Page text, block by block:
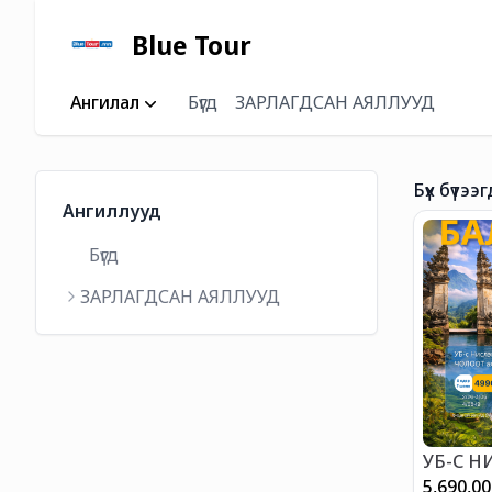
Blue Tour
Ангилал Бүгд ЗАРЛАГДСАН АЯЛЛУУД
Ангиллууд
Бүгд
ЗАРЛАГДСАН АЯЛЛУУД
Бүх
УБ-С